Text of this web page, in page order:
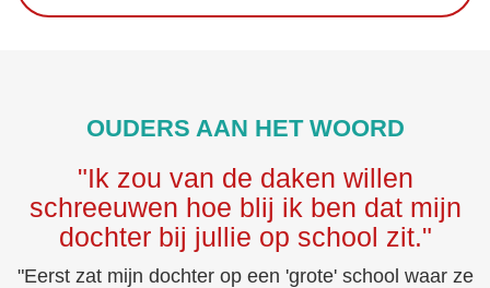
OUDERS AAN HET WOORD
"Ik zou van de daken willen
schreeuwen hoe blij ik ben dat mijn
dochter bij jullie op school zit."
"Eerst zat mijn dochter op een 'grote' school waar ze